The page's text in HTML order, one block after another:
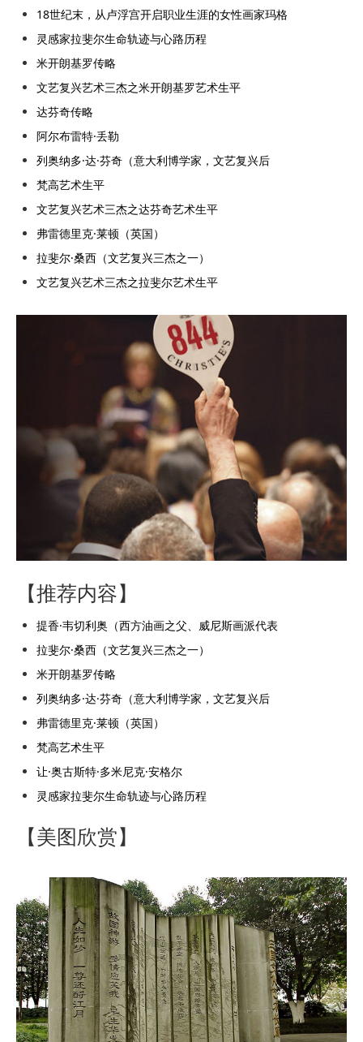
18世纪末，从卢浮宫开启职业生涯的女性画家玛格
灵感家拉斐尔生命轨迹与心路历程
米开朗基罗传略
文艺复兴艺术三杰之米开朗基罗艺术生平
达芬奇传略
阿尔布雷特·丢勒
列奥纳多·达·芬奇（意大利博学家，文艺复兴后
梵高艺术生平
文艺复兴艺术三杰之达芬奇艺术生平
弗雷德里克·莱顿（英国）
拉斐尔·桑西（文艺复兴三杰之一）
文艺复兴艺术三杰之拉斐尔艺术生平
【推荐内容】
提香·韦切利奥（西方油画之父、威尼斯画派代表
拉斐尔·桑西（文艺复兴三杰之一）
米开朗基罗传略
列奥纳多·达·芬奇（意大利博学家，文艺复兴后
弗雷德里克·莱顿（英国）
梵高艺术生平
让·奥古斯特·多米尼克·安格尔
灵感家拉斐尔生命轨迹与心路历程
【美图欣赏】